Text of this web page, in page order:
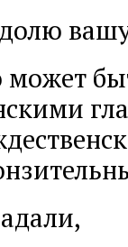
может